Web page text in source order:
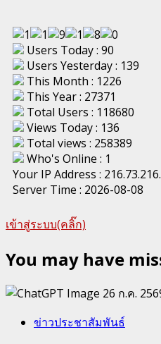
Users Today : 90
Users Yesterday : 139
This Month : 1226
This Year : 27371
Total Users : 118680
Views Today : 136
Total views : 258389
Who's Online : 1
Your IP Address :
Server Time : 2026-08-08
เข้าสู่ระบบ(คลิ๊ก)
You may have
ข่าวประชาสัมพันธ์